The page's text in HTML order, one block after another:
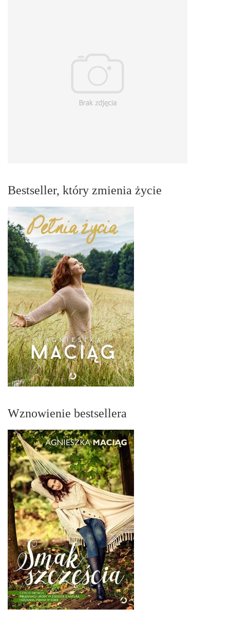
Bestseller, który zmienia życie
Wznowienie bestsellera